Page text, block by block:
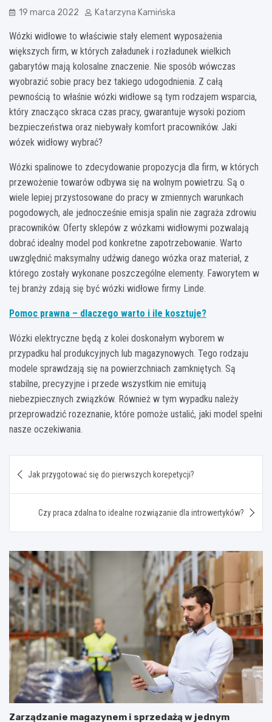
19 marca 2022 Katarzyna Kamińska
Wózki widłowe to właściwie stały element wyposażenia
większych firm, w których załadunek i rozładunek wielkich
gabarytów mają kolosalne znaczenie. Nie sposób wówczas
wyobrazić sobie pracy bez takiego udogodnienia. Z całą
pewnością to właśnie wózki widłowe są tym rodzajem wsparcia,
który znacząco skraca czas pracy, gwarantuje wysoki poziom
bezpieczeństwa oraz niebywały komfort pracowników. Jaki
wózek widłowy wybrać?
Wózki spalinowe to zdecydowanie propozycja dla firm, w których
przewożenie towarów odbywa się na wolnym powietrzu. Są o
wiele lepiej przystosowane do pracy w zmiennych warunkach
pogodowych, ale jednocześnie emisja spalin nie zagraża zdrowiu
pracowników. Oferty sklepów z wózkami widłowymi pozwalają
dobrać idealny model pod konkretne zapotrzebowanie. Warto
uwzględnić maksymalny udźwig danego wózka oraz materiał, z
którego zostały wykonane poszczególne elementy. Faworytem w
tej branży zdają się być wózki widłowe firmy Linde.
Pomoc prawna – dlaczego warto i ile kosztuje?
Wózki elektryczne będą z kolei doskonałym wyborem w
przypadku hal produkcyjnych lub magazynowych. Tego rodzaju
modele sprawdzają się na powierzchniach zamkniętych. Są
stabilne, precyzyjne i przede wszystkim nie emitują
niebezpiecznych związków. Również w tym wypadku należy
przeprowadzić rozeznanie, które pomoże ustalić, jaki model spełni
nasze oczekiwania.
wpisu
Jak przygotować się do pierwszych korepetycji?
Czy praca zdalna to idealne rozwiązanie dla introwertyków?
Zarządzanie magazynem i sprzedażą w jednym